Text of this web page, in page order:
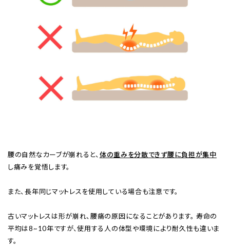
腰の自然なカーブが崩れると、 体の重みを分散できず腰に負担が集中
し痛みを覚悟します。
また、長年同じマットレスを使用している場合も注意です。
古いマットレスは形が崩れ、腰痛の原因になることがあります。 寿命の
平均は8~10年ですが、使用する人の体型や環境により耐久性も違いま
す。